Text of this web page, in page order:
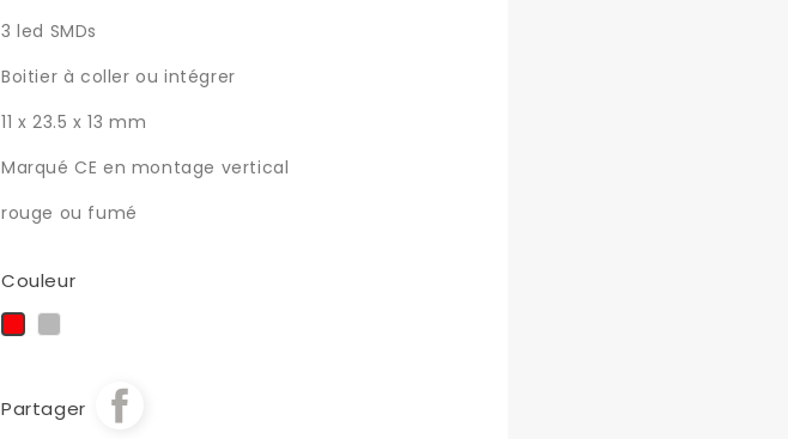
3 led SMDs
Boitier à coller ou intégrer
11 x 23.5 x 13 mm
Marqué CE en montage vertical
rouge ou fumé
Couleur
Rouge
Partager